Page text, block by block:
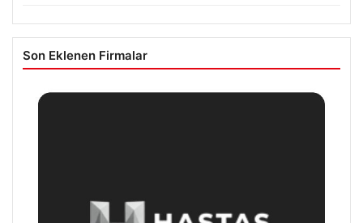
Son Eklenen Firmalar